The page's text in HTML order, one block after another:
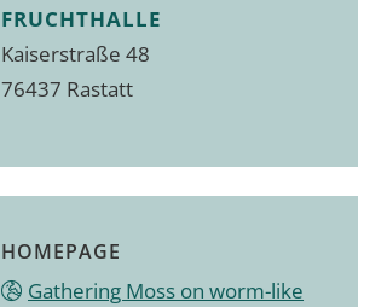
FRUCHTHALLE
Kaiserstraße 48
76437 Rastatt
HOMEPAGE
Gathering Moss on worm-like